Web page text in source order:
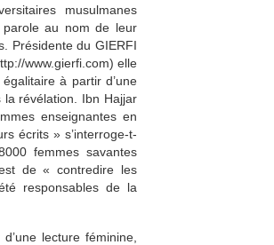
musulmanes
au nom de leur
Présidente du GIERFI
www.gierfi.com) elle
à partir d’une
révélation. Ibn Hajjar
enseignantes en
écrits » s’interroge-t-
femmes savantes
de « contredire les
responsables de la
lecture féminine,